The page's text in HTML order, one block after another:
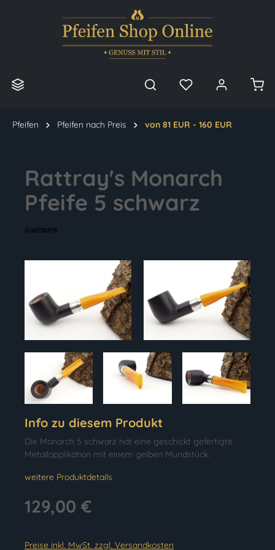
Pfeifen Pfeifen nach Preis von 81 EUR - 160 EUR
Rattray's Monarch
Pfeife 5 schwarz
Info zu diesem Produkt
Die Monarch 5 schwarz hat eine geschickt gefertigte
Metallapplikation mit einem gelben Mundstück.
weitere Produktdetails
129,00 €
Preise inkl. MwSt. zzgl. Versandkosten